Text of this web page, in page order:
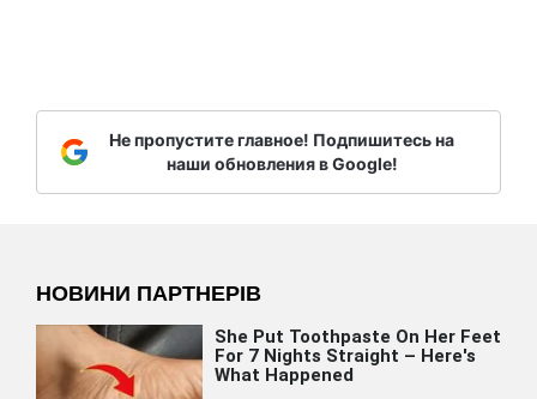
Не пропустите главное! Подпишитесь на
наши обновления в Google!